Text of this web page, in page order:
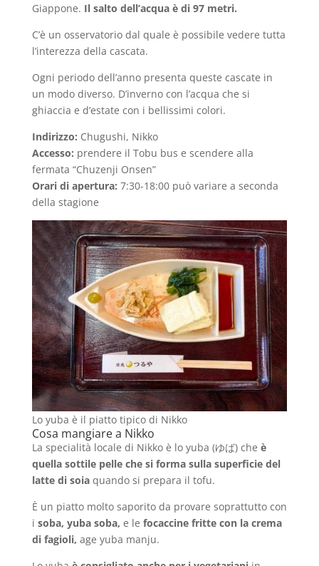
Giappone. Il salto dell’acqua è di 97 metri.
C’è un osservatorio dal quale è possibile vedere tutta
l’interezza della cascata.
Ogni periodo dell’anno presenta queste cascate in
un modo diverso. D’inverno con l’acqua che si
ghiaccia e d’estate con i bellissimi colori.
Indirizzo: Chugushi, Nikko
Accesso: prendere il Tobu bus e scendere alla
fermata “Chuzenji Onsen”
Orari di apertura: 7:30-18:00 può variare a seconda
della stagione
Lo yuba è il piatto tipico di Nikko
Cosa mangiare a Nikko
La specialità locale di Nikko è lo yuba (ゆば) che è
quella sottile pelle che si forma sulla superficie del
latte di soia quando si prepara il tofu.
È un piatto molto saporito da provare soprattutto con
i soba, yuba soba, e le focaccine fritte con la crema
di fagioli, age yuba manju.